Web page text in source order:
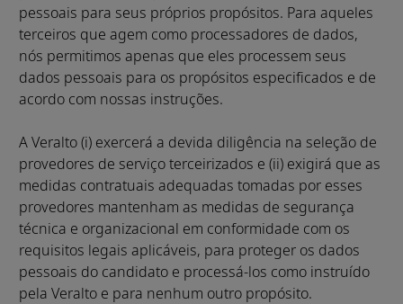
pessoais para seus próprios propósitos. Para aqueles
terceiros que agem como processadores de dados,
nós permitimos apenas que eles processem seus
dados pessoais para os propósitos especificados e de
acordo com nossas instruções.
A Veralto (i) exercerá a devida diligência na seleção de
provedores de serviço terceirizados e (ii) exigirá que as
medidas contratuais adequadas tomadas por esses
provedores mantenham as medidas de segurança
técnica e organizacional em conformidade com os
requisitos legais aplicáveis, para proteger os dados
pessoais do candidato e processá-los como instruído
pela Veralto e para nenhum outro propósito.